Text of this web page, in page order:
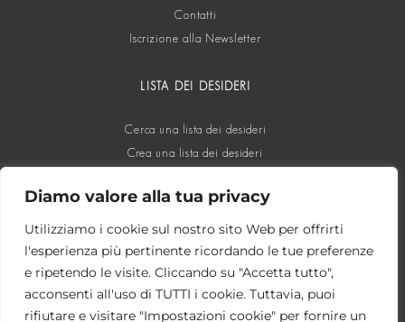
Diamo valore alla tua privacy
Utilizziamo i cookie sul nostro sito Web per offrirti
l'esperienza più pertinente ricordando le tue preferenze
e ripetendo le visite. Cliccando su "Accetta tutto",
acconsenti all'uso di TUTTI i cookie. Tuttavia, puoi
rifiutare e visitare "Impostazioni cookie" per fornire un
Contatti
Iscrizione alla Newsletter
LISTA DEI DESIDERI
Cerca una lista dei desideri
Crea una lista dei desideri
SOCIAL